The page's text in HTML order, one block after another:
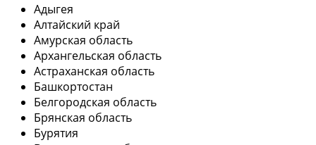
Адыгея
Алтайский край
Амурская область
Архангельская область
Астраханская область
Башкортостан
Белгородская область
Брянская область
Бурятия